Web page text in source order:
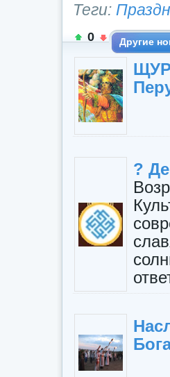
Теги:
0 Другие
?